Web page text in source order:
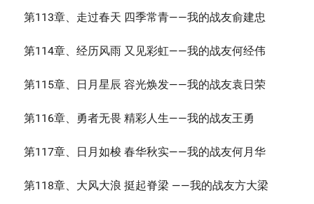
第113章、走过春天 四季常青——我的战友俞建忠
第114章、经历风雨 又见彩虹——我的战友何经伟
第115章、日月星辰 容光焕发——我的战友袁日荣
第116章、勇者无畏 精彩人生——我的战友王勇
第117章、日月如梭 春华秋实——我的战友何月华
第118章、大风大浪 挺起脊梁 ——我的战友方大梁